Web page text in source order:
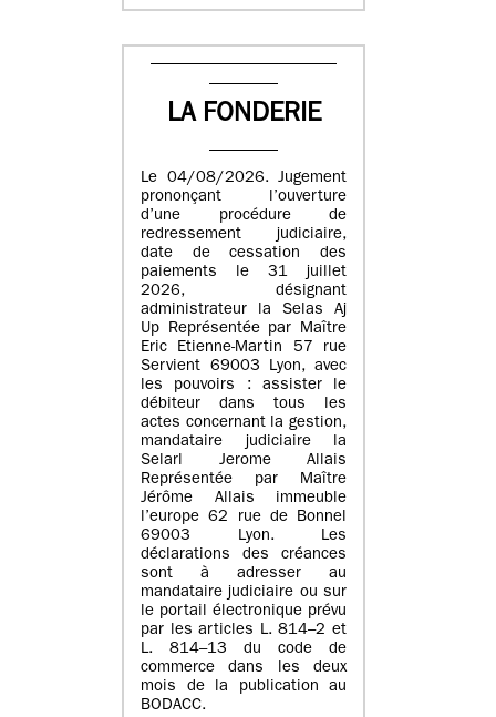
LA FONDERIE
Le 04/08/2026. Jugement
prononçant l’ouverture
d’une procédure de
redressement judiciaire,
date de cessation des
paiements le 31 juillet
2026, désignant
administrateur la Selas Aj
Up Représentée par Maître
Eric Etienne-Martin 57 rue
Servient 69003 Lyon, avec
les pouvoirs : assister le
débiteur dans tous les
actes concernant la gestion,
mandataire judiciaire la
Selarl Jerome Allais
Représentée par Maître
Jérôme Allais immeuble
l’europe 62 rue de Bonnel
69003 Lyon. Les
déclarations des créances
sont à adresser au
mandataire judiciaire ou sur
le portail électronique prévu
par les articles L. 814–2 et
L. 814–13 du code de
commerce dans les deux
mois de la publication au
BODACC.